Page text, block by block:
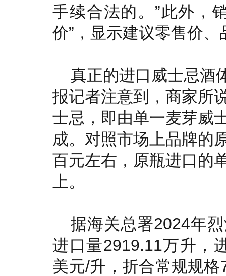
手续合法的。”此外，
价”，显示建议零售价
真正的进口威士忌酒
报记者注意到，商家所
士忌，即由单一麦芽威
成。对照市场上品牌的
百元左右，原瓶进口的
上。
据海关总署2024年
进口量2919.11万升，
美元/升，折合常规规